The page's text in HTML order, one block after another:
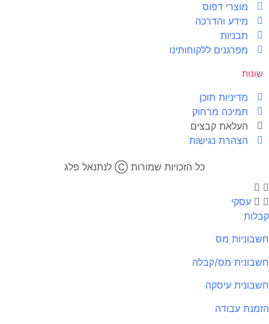
מוצרי דפוס
מידע והדרכה
תבניות
מפרגנים ללקוחותינו
שונות
מדיניות תוכן
תמיכה מרחוק
העלאת קבצים
הצהרת נגישות
כל הזכויות שמורות Ⓒ לנתנאל פלג​
עסקי
קבלות
חשבוניות מס
חשבונית מס/קבלה
חשבונית עיסקה
הזמנת עבודה